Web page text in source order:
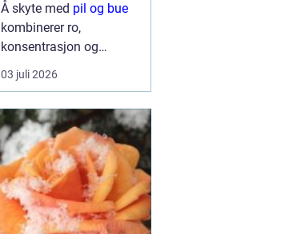
Å skyte med pil og bue
kombinerer ro,
konsentrasjon og
mestring på en måte få
andre aktiviteter gjør.
nysgjerrighet, som en
enkel hobby i hagen eller
på hytta. Etter kort tid
opplever de hvor m...
03 juli 2026